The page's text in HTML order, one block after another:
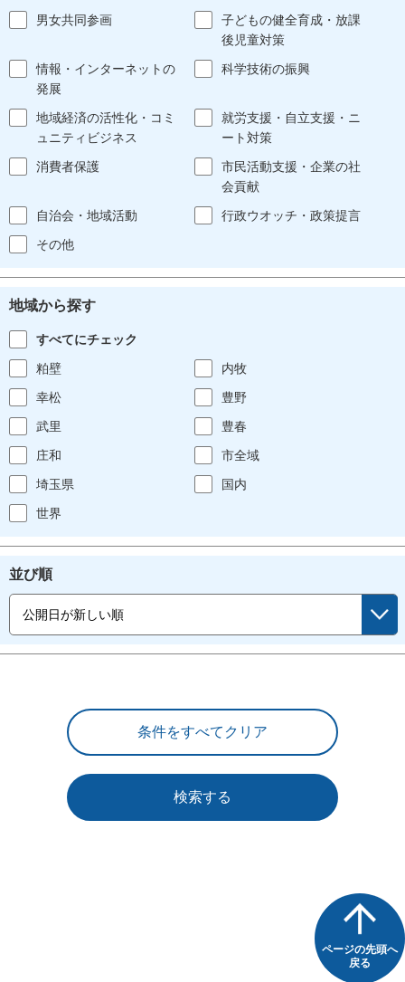
男女共同参画
子どもの健全育成・放課
後児童対策
情報・インターネットの
発展
科学技術の振興
地域経済の活性化・コミ
ュニティビジネス
就労支援・自立支援・ニ
ート対策
消費者保護
市民活動支援・企業の社
会貢献
自治会・地域活動
行政ウオッチ・政策提言
その他
地域から探す
すべてにチェック
粕壁
内牧
幸松
豊野
武里
豊春
庄和
市全域
埼玉県
国内
世界
並び順
検索する
ページの先頭へ
戻る